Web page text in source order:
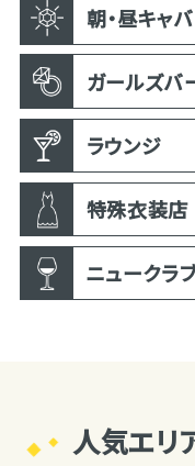
朝・昼キャバ
ガールズバ
ラウンジ
特殊衣装店
ニュークラ
人気エリ